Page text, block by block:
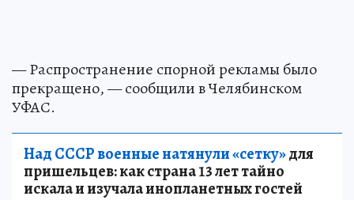
— Распространение спорной рекламы было
прекращено, — сообщили в Челябинском
УФАС.
Над СССР военные натянули «сетку»для
пришельцев: как страна 13 лет тайно
искала и изучала инопланетных гостей